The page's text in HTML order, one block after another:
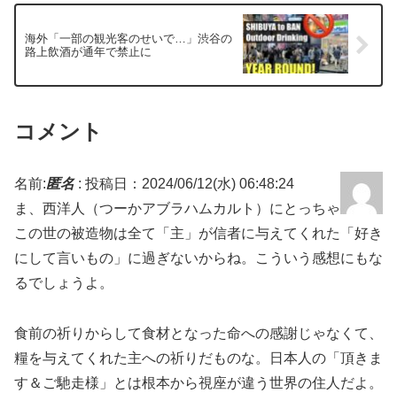
海外「一部の観光客のせいで…」渋谷の
路上飲酒が通年で禁止に
コメント
名前:匿名: 投稿日：2024/06/12(水) 06:48:24
ま、西洋人（つーかアブラハムカルト）にとっちゃ
この世の被造物は全て「主」が信者に与えてくれた「好き
にして言いもの」に過ぎないからね。こういう感想にもな
るでしょうよ。
食前の祈りからして食材となった命への感謝じゃなくて、
糧を与えてくれた主への祈りだものな。日本人の「頂きま
す＆ご馳走様」とは根本から視座が違う世界の住人だよ。